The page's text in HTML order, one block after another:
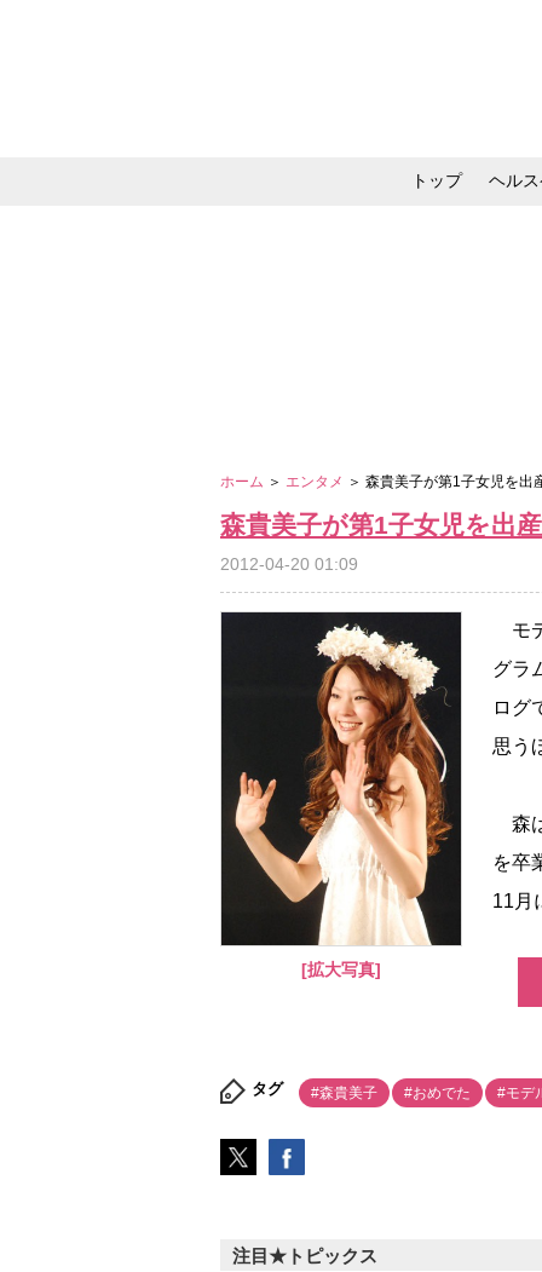
トップ ヘル
ホーム ＞ エンタメ ＞ 森貴美子が第1子女児を
森貴美子が第1子女児を出
2012-04-20 01:09
[拡大写真]
モ
グラ
ログ
思う
森
を卒
11月
タグ #森貴美子 #おめでた #モデ
注目★トピックス